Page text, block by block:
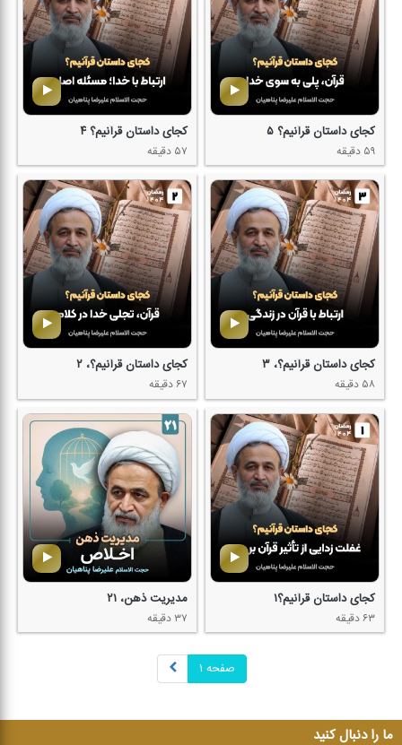
كجای داستان قرآنیم؟ ۵
۵۹ دقیقه
كجای داستان قرآنیم؟ ۴
۵۷ دقیقه
كجای داستان قرآنیم؟، ۳
۵۸ دقیقه
كجای داستان قرآنیم؟، ۲
۶۷ دقیقه
كجای داستان قرآنیم؟۱
۶۳ دقیقه
مدیریت ذهن، ۲۱
۳۷ دقیقه
صفحه ۱
ما را دنبال کنید